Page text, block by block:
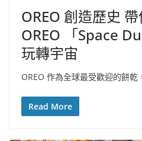
OREO 創造歷史
OREO 「Space
玩轉宇宙
OREO 作為全球最受歡迎的餅乾
Read More